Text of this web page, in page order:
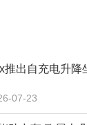
推出自充电升降
07-23